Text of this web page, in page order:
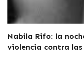
Nabila Rifo: la
violencia contra las